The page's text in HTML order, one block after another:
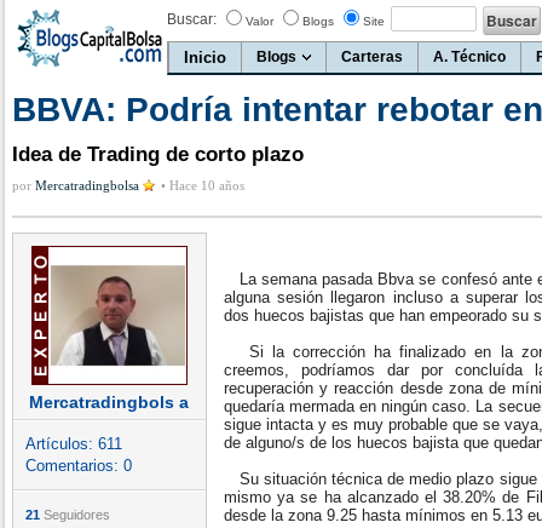
Buscar: Valor Blogs Site
Inicio Blogs Carteras A. Técnico
BBVA: Podría intentar rebotar
Idea de Trading de corto plazo
por Mercatradingbolsa • Hace 10 años
Mercatradingbols a
Artículos: 611
Comentarios: 0
21 Seguidores
La semana pasada Bbva se confesó ante
alguna sesión llegaron incluso a superar
dos huecos bajistas que han empeorado su
Si la corrección ha finalizado en la
creemos, podríamos dar por
recuperación y reacción desde zona de
quedaría mermada en ningún caso. La
sigue intacta y es muy probable que se
de alguno/s de los huecos bajista que
Su situación técnica de medio plazo
mismo ya se ha alcanzado el 38.20% de
desde la zona 9.25 hasta mínimos en 5.13